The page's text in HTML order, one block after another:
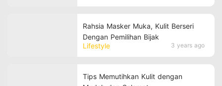
Lifestyle 3 years ago
Rahsia Masker Muka, Kulit Berseri
Dengan Pemilihan Bijak
Tips Memutihkan Kulit dengan